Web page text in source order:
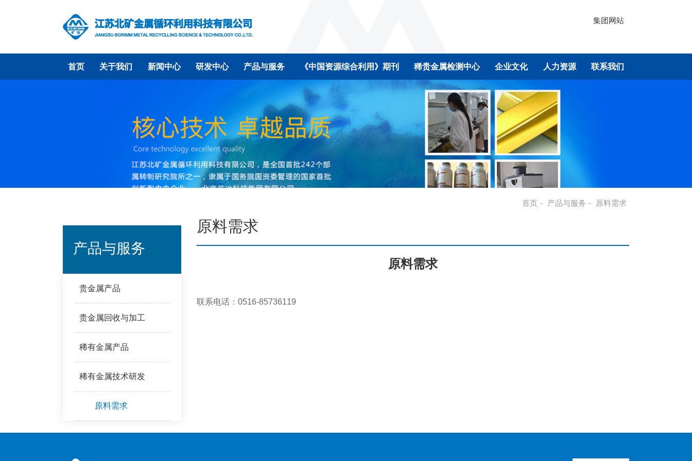
集团网站
首页 关于我们 新闻中心 研发中心 产品与服务 《中国资源综合利用》期刊 稀贵金属检测中心 企业文化 人力资源 联系我们
产品与服务
贵金属产品
贵金属回收与加工
稀有金属产品
稀有金属技术研发
原料需求
首页 - 产品与服务 - 原料需求
原料需求
原料需求
联系电话：0516-85736119